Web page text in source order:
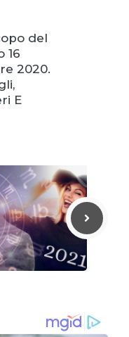
del
16
2020.
E